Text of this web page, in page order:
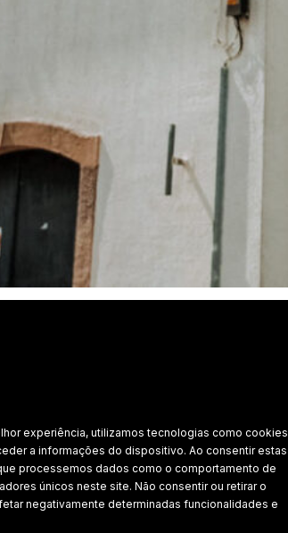
experiência, utilizamos tecnologias como cookies
a informações do dispositivo. Ao consentir estas
processemos dados como o comportamento de
únicos neste site. Não consentir ou retirar o
negativamente determinadas funcionalidades e